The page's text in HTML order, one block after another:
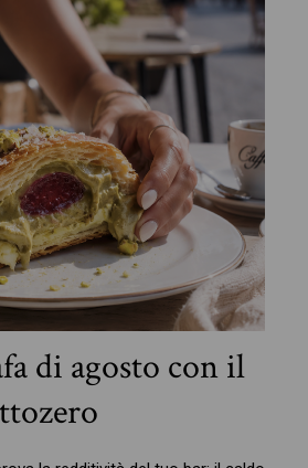
di agosto con il